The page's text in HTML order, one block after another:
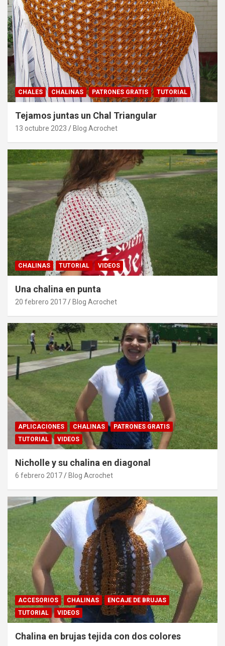
CHALES CHALINAS PATRONES GRATIS TUTORIAL
Tejamos juntas un Chal Triangular
13 octubre 2023 Blog Acrochet
CHALINAS TUTORIAL VIDEOS
Una chalina en punta
20 febrero 2017 Blog Acrochet
APLICACIONES CHALINAS
PATRONES GRATIS
TUTORIAL
VIDEOS
Nicholle y su chalina en diagonal
6 febrero 2017 Blog Acrochet
ACCESORIOS CHALINAS
ENCAJE DE BRUJAS
TUTORIAL
VIDEOS
Chalina en brujas tejida con dos colores